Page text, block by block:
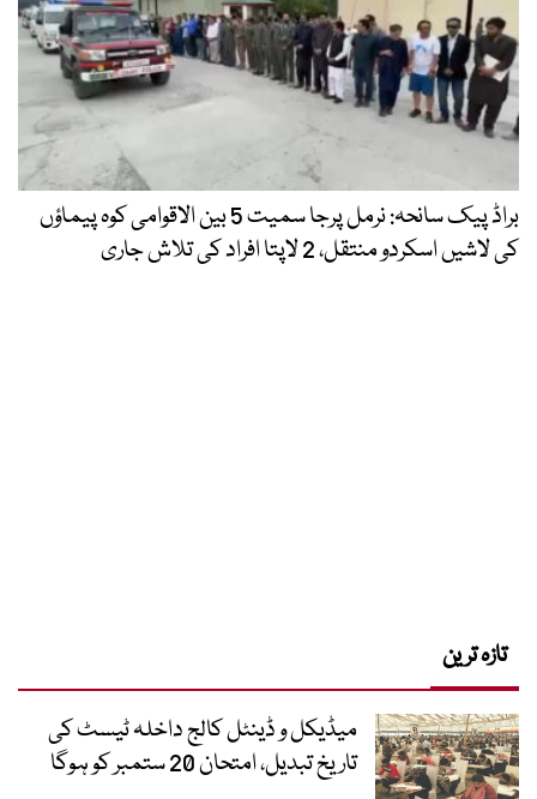
براڈ پیک سانحہ: نرمل پرجا سمیت 5 بین الاقوامی کوہ پیماؤں
کی لاشیں اسکردو منتقل، 2 لاپتا افراد کی تلاش جاری
تازہ ترین
میڈیکل و ڈینٹل کالج داخلہ ٹیسٹ کی
تاریخ تبدیل، امتحان 20 ستمبر کو ہوگا